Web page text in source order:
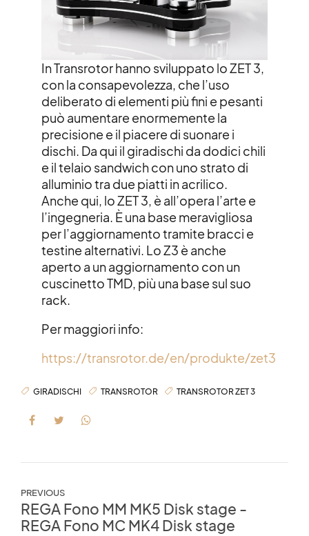
In Transrotor hanno sviluppato lo ZET 3,
con la consapevolezza, che l’uso
deliberato di elementi più fini e pesanti
può aumentare enormemente la
precisione e il piacere di suonare i
dischi. Da qui il giradischi da dodici chili
e il telaio sandwich con uno strato di
alluminio tra due piatti in acrilico.
Anche qui, lo ZET 3, è all’opera l’arte e
l’ingegneria. È una base meravigliosa
per l’aggiornamento tramite bracci e
testine alternativi. Lo Z3 è anche
aperto a un aggiornamento con un
cuscinetto TMD, più una base sul suo
rack.
Per maggiori info:
https://transrotor.de/en/produkte/zet3
GIRADISCHI TRANSROTOR TRANSROTOR ZET 3
PREVIOUS
REGA Fono MM MK5 Disk stage -
REGA Fono MC MK4 Disk stage